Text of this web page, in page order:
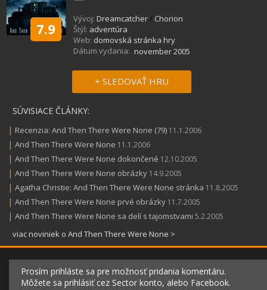
7.9
Vývoj: Dreamcatcher/ Chorion
Štýl: adventúra
Web: domovská stránka hry
Dátum vydania: november 2005
+ SLEDOVAŤ HRU
SÚVISIACE ČLÁNKY:
| Recenzia: And Then There Were None (79) 11.1.2006
| And Then There Were None 11.1.2006
| And Then There Were None dokončené 12.10.2005
| And Then There Were None obrázky 14.9.2005
| Agatha Christie: And Then There Were None stránka 11.8.2005
| And Then There Were None prvé obrázky 11.7.2005
| And Then There Were None sa delí s tajomstvami 5.2.2005
viac noviniek o And Then There Were None >
Prosím prihláste sa pre možnosť pridania komentáru.
Môžete sa prihlásiť cez Sector konto, alebo Facebook.